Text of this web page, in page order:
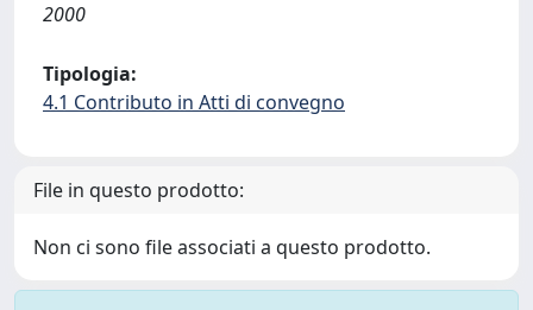
2000
Tipologia:
4.1 Contributo in Atti di convegno
File in questo prodotto:
Non ci sono file associati a questo prodotto.